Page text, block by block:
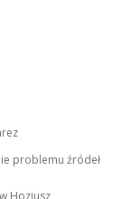
problemu źródeł
Hozjusz